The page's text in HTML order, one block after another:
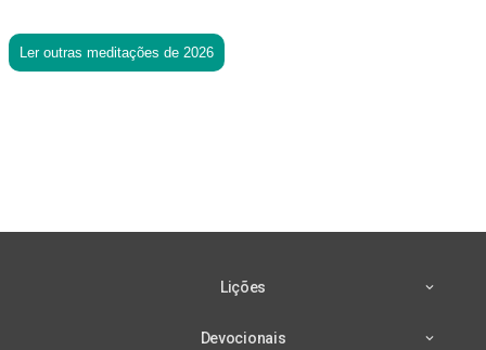
Ler outras meditações de 2026
Lições
Devocionais